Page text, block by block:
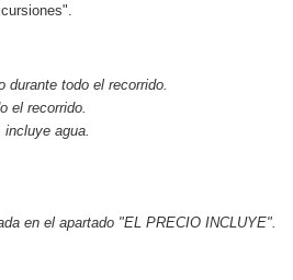
durante todo el recorrido.
el recorrido.
agua.
en el apartado "EL PRECIO INCLUYE".